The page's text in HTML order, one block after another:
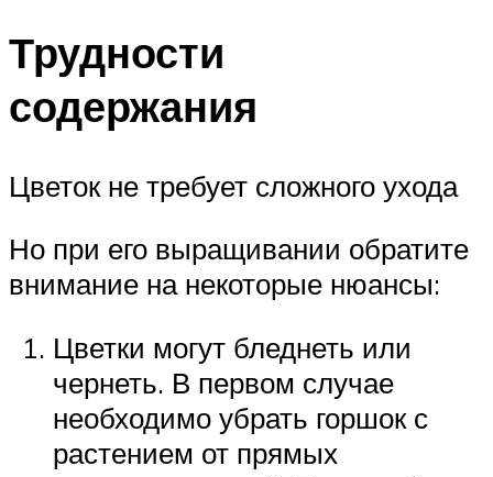
Трудности
содержания
Цветок не требует сложного ухода
Но при его выращивании обратите
внимание на некоторые нюансы:
Цветки могут бледнеть или
чернеть. В первом случае
необходимо убрать горшок с
растением от прямых